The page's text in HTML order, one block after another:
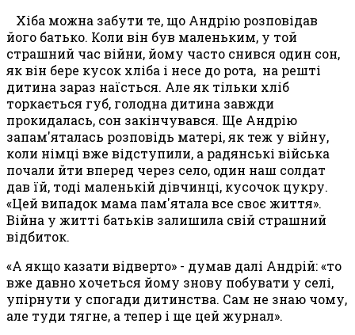
Хіба можна забути те, що Андрію розповідав
його батько. Коли він був маленьким, у той
страшний час війни, йому часто снився один сон,
як він бере кусок хліба і несе до рота, на решті
дитина зараз наїсться. Але як тільки хліб
торкається губ, голодна дитина завжди
прокидалась, сон закінчувався. Ще Андрію
запам'яталась розповідь матері, як теж у війну,
коли німці вже відступили, а радянські війська
почали йти вперед через село, один наш солдат
дав їй, тоді маленькій дівчинці, кусочок цукру.
«Цей випадок мама пам'ятала все своє життя».
Війна у житті батьків залишила свій страшний
відбиток.
«А якщо казати відверто» - думав далі Андрій: «то
вже давно хочеться йому знову побувати у селі,
упірнути у спогади дитинства. Сам не знаю чому,
але туди тягне, а тепер і ще цей журнал».